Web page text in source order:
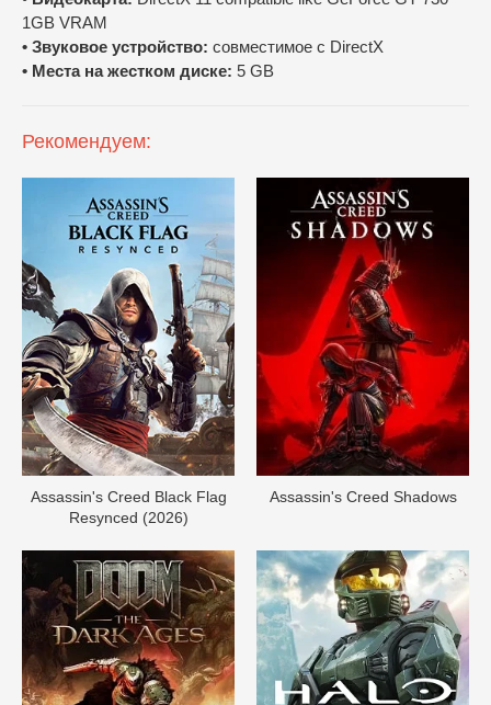
1GB VRAM
• Звуковое устройство: совместимое с DirectX
• Места на жестком диске: 5 GB
Рекомендуем:
Assassin's Creed Black Flag
Resynced (2026)
Assassin's Creed Shadows